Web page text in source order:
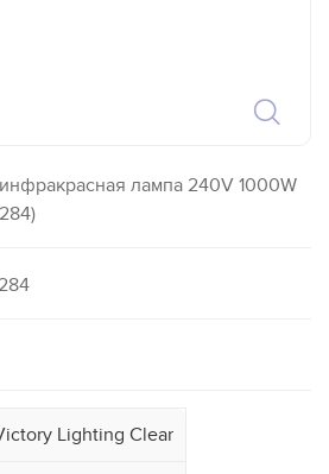
лампа 240V 1000W
Lighting Clear